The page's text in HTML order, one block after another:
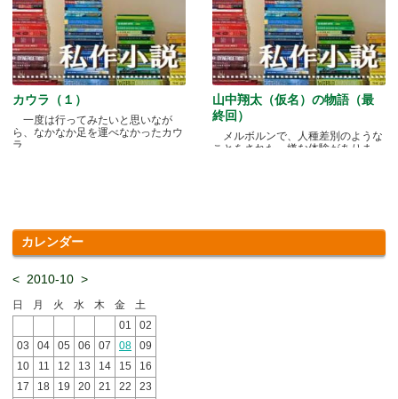
カウラ（１）
一度は行ってみたいと思いなが
ら、なかなか足を運べなかったカウ
ラ.....
山中翔太（仮名）の物語（最
終回）
メルボルンで、人種差別のような
ことをされた、嫌な体験がありま
カレンダー
< 2010-10 >
日 月 火 水 木 金
土
01
02
03
04 05 06 07 08
09
10
11 12 13 14 15
16
17
18 19 20 21 22
23